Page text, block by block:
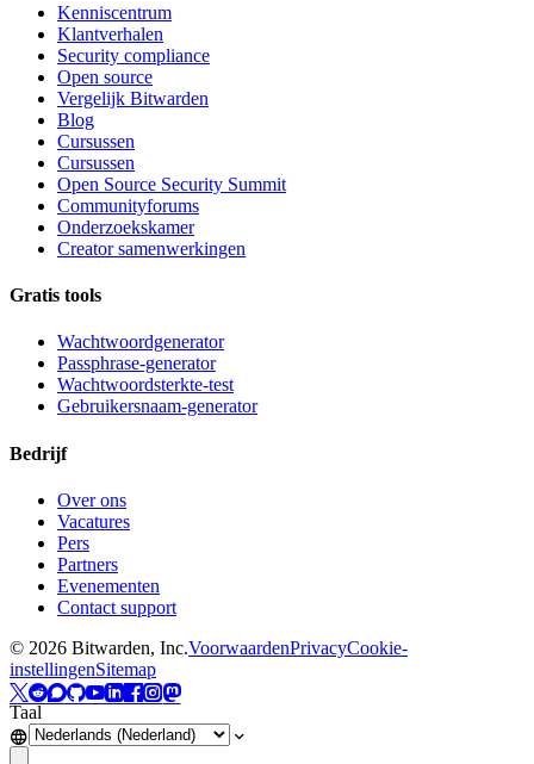
Kenniscentrum
Klantverhalen
Security compliance
Open source
Vergelijk Bitwarden
Blog
Cursussen
Cursussen
Open Source Security Summit
Communityforums
Onderzoekskamer
Creator samenwerkingen
Gratis tools
Wachtwoordgenerator
Passphrase-generator
Wachtwoordsterkte-test
Gebruikersnaam-generator
Bedrijf
Over ons
Vacatures
Pers
Partners
Evenementen
Contact support
© 2026 Bitwarden, Inc.VoorwaardenPrivacyCookie-
instellingenSitemap
Taal